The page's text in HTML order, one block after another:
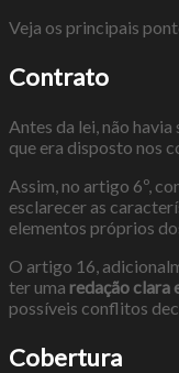
Veja os principais
Contrato
Antes da lei, não
que era disposto nos
Assim, no artigo 6º,
esclarecer as
elementos próprios
O artigo 16,
ter uma redação clara
possíveis conflitos
Cobertura